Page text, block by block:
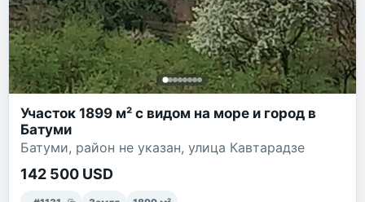
Участок 1899 м² с видом на море и город в
Батуми
Батуми, район не указан, улица Кавтарадзе
142 500 USD